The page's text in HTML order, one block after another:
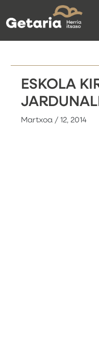
ESKOLA
Martxoa / 12, 2014